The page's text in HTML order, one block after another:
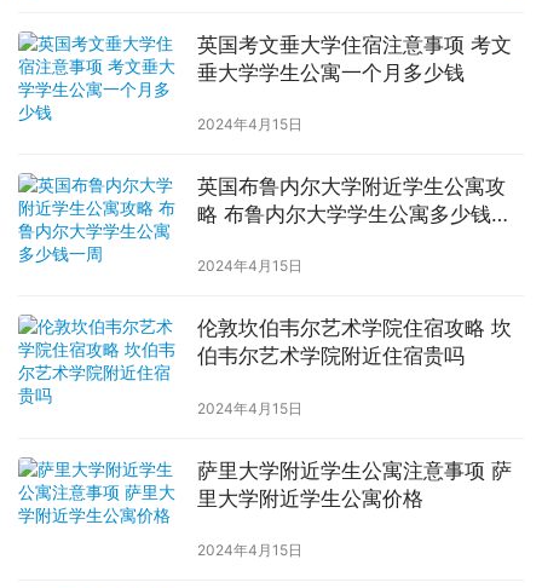
英国考文垂大学住宿注意事项 考文
垂大学学生公寓一个月多少钱
2024年4月15日
英国布鲁内尔大学附近学生公寓攻
略 布鲁内尔大学学生公寓多少钱一
2024年4月15日
伦敦坎伯韦尔艺术学院住宿攻略 坎
伯韦尔艺术学院附近住宿贵吗
2024年4月15日
萨里大学附近学生公寓注意事项 萨
里大学附近学生公寓价格
2024年4月15日